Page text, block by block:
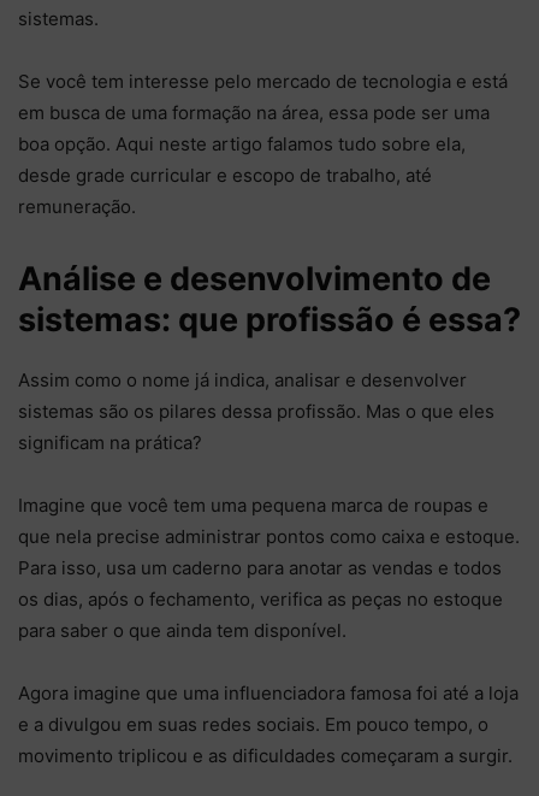
sistemas.
Se você tem interesse pelo mercado de tecnologia e está
em busca de uma formação na área, essa pode ser uma
boa opção. Aqui neste artigo falamos tudo sobre ela,
desde grade curricular e escopo de trabalho, até
remuneração.
Análise e desenvolvimento de
sistemas: que profissão é essa?
Assim como o nome já indica, analisar e desenvolver
sistemas são os pilares dessa profissão. Mas o que eles
significam na prática?
Imagine que você tem uma pequena marca de roupas e
que nela precise administrar pontos como caixa e estoque.
Para isso, usa um caderno para anotar as vendas e todos
os dias, após o fechamento, verifica as peças no estoque
para saber o que ainda tem disponível.
Agora imagine que uma influenciadora famosa foi até a loja
e a divulgou em suas redes sociais. Em pouco tempo, o
movimento triplicou e as dificuldades começaram a surgir.